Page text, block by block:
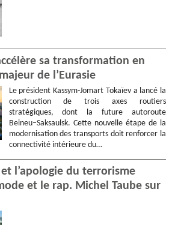
sa transformation en
de l’Eurasie
Le président Kassym-Jomart Tokaïev a lancé la
construction de trois axes routiers
stratégiques, dont la future autoroute
Beineu–Saksaulsk. Cette nouvelle étape de la
modernisation des transports doit renforcer la
connectivité intérieure du…
et l’apologie du terrorisme
et le rap. Michel Taube sur